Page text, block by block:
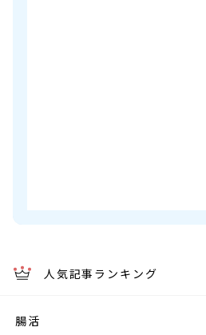
人気記事ランキング
腸活